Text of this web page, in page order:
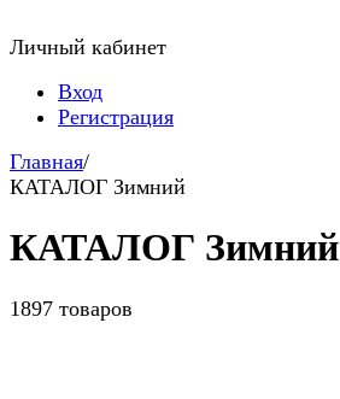
Личный кабинет
Вход
Регистрация
Главная/
КАТАЛОГ Зимний
КАТАЛОГ Зимний
1897 товаров